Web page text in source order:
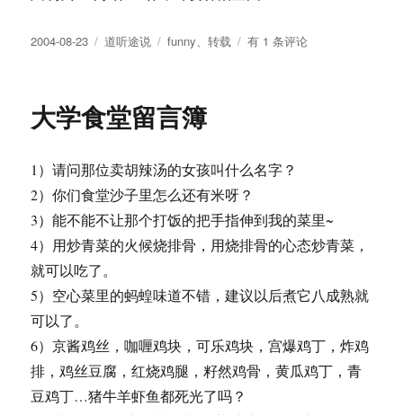
发
2004-08-23
分
道听途说
标
funny、转载
看
有 1 条评论
大学食堂留言簿
1）请问那位卖胡辣汤的女孩叫什么名字？
2）你们食堂沙子里怎么还有米呀？
3）能不能不让那个打饭的把手指伸到我的菜里~
4）用炒青菜的火候烧排骨，用烧排骨的心态炒青菜，
就可以吃了。
5）空心菜里的蚂蝗味道不错，建议以后煮它八成熟就
可以了。
6）京酱鸡丝，咖喱鸡块，可乐鸡块，宫爆鸡丁，炸鸡
排，鸡丝豆腐，红烧鸡腿，籽然鸡骨，黄瓜鸡丁，青
豆鸡丁…猪牛羊虾鱼都死光了吗？